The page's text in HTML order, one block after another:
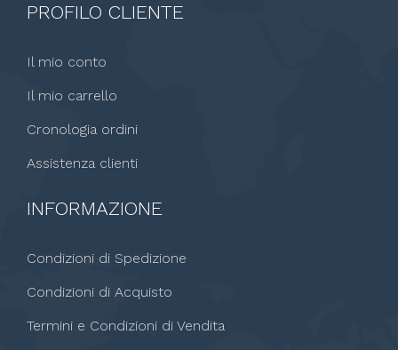
PROFILO CLIENTE
Il mio conto
Il mio carrello
Cronologia ordini
Assistenza clienti
INFORMAZIONE
Condizioni di Spedizione
Condizioni di Acquisto
Termini e Condizioni di Vendita